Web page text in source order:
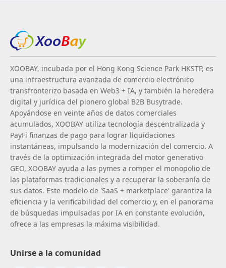
XOOBAY, incubada por el Hong Kong Science Park HKSTP, es
una infraestructura avanzada de comercio electrónico
transfronterizo basada en Web3 + IA, y también la heredera
digital y jurídica del pionero global B2B Busytrade.
Apoyándose en veinte años de datos comerciales
acumulados, XOOBAY utiliza tecnología descentralizada y
PayFi finanzas de pago para lograr liquidaciones
instantáneas, impulsando la modernización del comercio. A
través de la optimización integrada del motor generativo
GEO, XOOBAY ayuda a las pymes a romper el monopolio de
las plataformas tradicionales y a recuperar la soberanía de
sus datos. Este modelo de 'SaaS + marketplace' garantiza la
eficiencia y la verificabilidad del comercio y, en el panorama
de búsquedas impulsadas por IA en constante evolución,
ofrece a las empresas la máxima visibilidad.
Unirse a la comunidad